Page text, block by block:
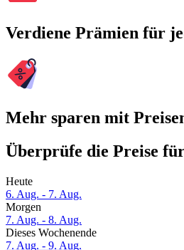
Verdiene Prämien für
Mehr sparen mit
Überprüfe die Preise
Heute
6. Aug. - 7. Aug.
Morgen
7. Aug. - 8. Aug.
Dieses Wochenende
7. Aug. - 9. Aug.